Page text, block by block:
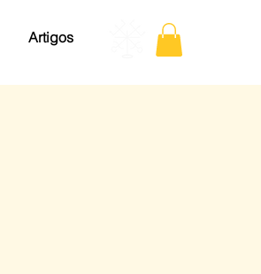
Artigos